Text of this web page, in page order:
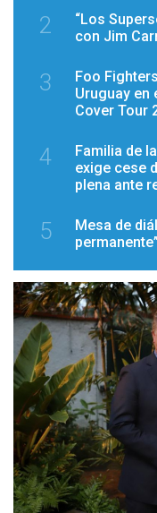
2
“Los
con Jim
3
Foo
Uruguay en
Cover Tour
4
Familia de
exige cese
plena ante
5
Mesa de